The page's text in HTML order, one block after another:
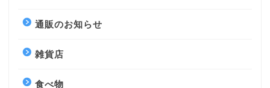
通販のお知らせ
雑貨店
食べ物